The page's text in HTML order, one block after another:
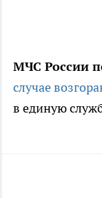
МЧС России
случае
в единую